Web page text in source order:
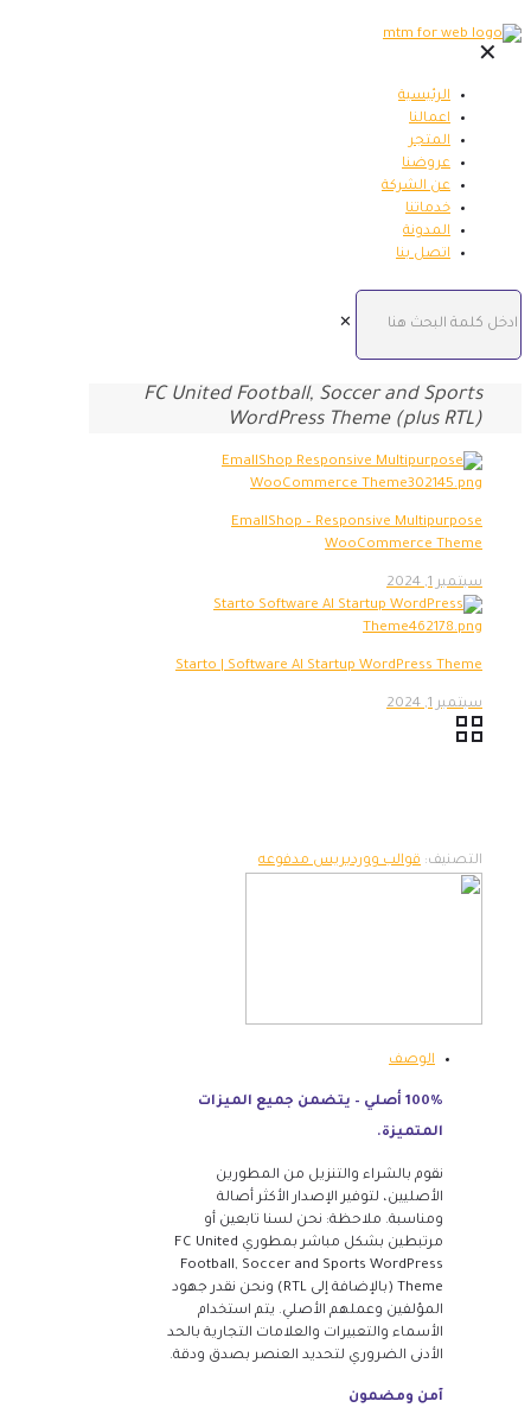
✕
الرئيسية
اعمالنا
المتجر
عروضنا
عن الشركة
خدماتنا
المدونة
اتصل بنا
✕
FC United Football, Soccer and Sports
WordPress Theme (plus RTL)
EmallShop – Responsive Multipurpose
WooCommerce Theme
سبتمبر 1, 2024
Starto | Software AI Startup WordPress Theme
سبتمبر 1, 2024
التصنيف: قوالب ووردبريس مدفوعه
الوصف
100% أصلي – يتضمن جميع الميزات
المتميزة.
نقوم بالشراء والتنزيل من المطورين
الأصليين، لتوفير الإصدار الأكثر أصالة
ومناسبة. ملاحظة: نحن لسنا تابعين أو
مرتبطين بشكل مباشر بمطوري FC United
Football, Soccer and Sports WordPress
Theme (بالإضافة إلى RTL) ونحن نقدر جهود
المؤلفين وعملهم الأصلي. يتم استخدام
الأسماء والتعبيرات والعلامات التجارية بالحد
الأدنى الضروري لتحديد العنصر بصدق ودقة.
آمن ومضمون